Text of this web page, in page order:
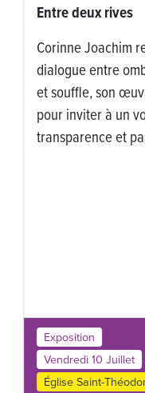
Entre deux rives
Corinne Joachim
dialogue entre
et souffle, son
pour inviter à un
transparence et
Exposition
Vendredi 10 Juillet
Église Saint-